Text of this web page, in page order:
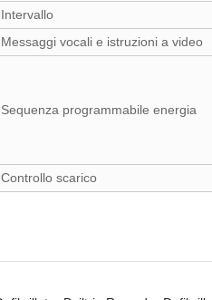
Intervallo
Messaggi vocali e istruzioni a video
Sequenza programmabile energia
Controllo scarico